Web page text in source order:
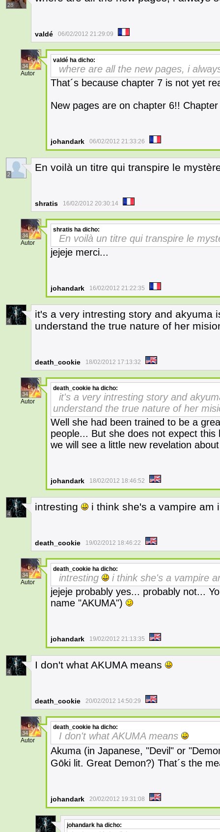
28
valdé 06/02/2012 21:29:09
34
Autor
valdé ha dicho:
where are all the new pages, i
That´s because chapter 7 is not yet
New pages are on chapter 6!!
johandark 06/02/2012 21:33:26
2
En voilà un titre qui transpire le
shratis 16/02/2012 20:30:14
34
Autor
shratis ha dicho:
En voilà un titre qui transpire le
jejeje merci...
johandark 16/02/2012 21:22:35
4
it's a very intresting story and akyuma
understand the true nature of her
death_cookie 18/02/2012 17:13:32
34
Autor
death_cookie ha dicho:
it's a very intresting story and
understand the true nature of her
Well she had been trained to be a
people... But she does not expect
we will see a little new revelation
johandark 18/02/2012 18:46:52
4
intresting i think she's a vampire am
death_cookie 19/02/2012 18:46:22
34
Autor
death_cookie ha dicho:
intresting
i think she's a vampire
jejeje probably yes... probably not...
name "AKUMA")
johandark 19/02/2012 21:13:35
4
I don't what AKUMA means
death_cookie 20/02/2012 14:50:29
34
Autor
death_cookie ha dicho:
I don't what AKUMA means
Akuma (in Japanese, "Devil" or
Gōki lit. Great Demon?) That´s the
johandark 20/02/2012 19:31:08
johandark ha dicho: